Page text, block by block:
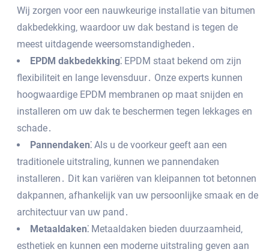
Wij zorgen voor een nauwkeurige installatie van bitumen
dakbedekking‚ waardoor uw dak bestand is tegen de
meest uitdagende weersomstandigheden․
EPDM dakbedekking⁚ EPDM staat bekend om zijn
flexibiliteit en lange levensduur․ Onze experts kunnen
hoogwaardige EPDM membranen op maat snijden en
installeren om uw dak te beschermen tegen lekkages en
schade․
Pannendaken⁚ Als u de voorkeur geeft aan een
traditionele uitstraling‚ kunnen we pannendaken
installeren․ Dit kan variëren van kleipannen tot betonnen
dakpannen‚ afhankelijk van uw persoonlijke smaak en de
architectuur van uw pand․
Metaaldaken⁚ Metaaldaken bieden duurzaamheid‚
esthetiek en kunnen een moderne uitstraling geven aan